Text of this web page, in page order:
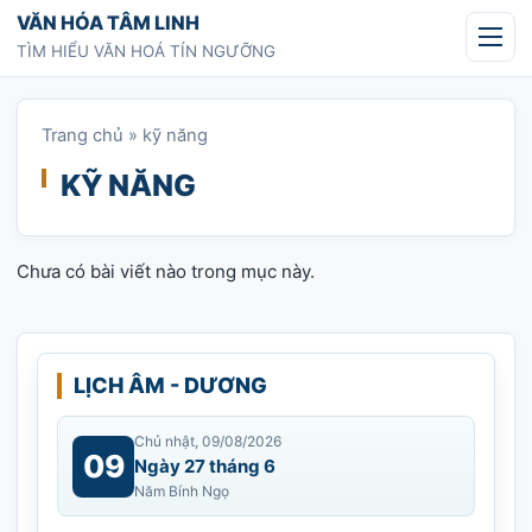
Chuyển tới nội dung
VĂN HÓA TÂM LINH
TÌM HIỂU VĂN HOÁ TÍN NGƯỠNG
Trang chủ » kỹ năng
KỸ NĂNG
Chưa có bài viết nào trong mục này.
LỊCH ÂM - DƯƠNG
09
Chủ nhật, 09/08/2026
Ngày 27 tháng 6
Năm Bính Ngọ